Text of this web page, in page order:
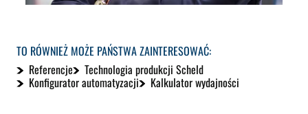
TO RÓWNIEŻ MOŻE PAŃSTWA ZAINTERESOWAĆ:
Referencje
Technologia produkcji Scheld
Konfigurator automatyzacji Kalkulator wydajności